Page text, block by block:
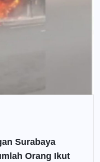
Surabaya
Orang Ikut